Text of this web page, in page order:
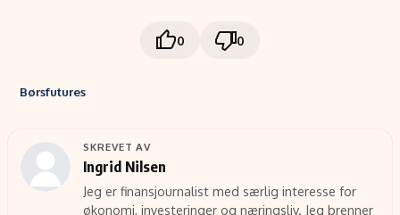
0 0
Børsfutures
SKREVET AV
Ingrid Nilsen
Jeg er finansjournalist med særlig interesse for
økonomi, investeringer og næringsliv. Jeg brenner